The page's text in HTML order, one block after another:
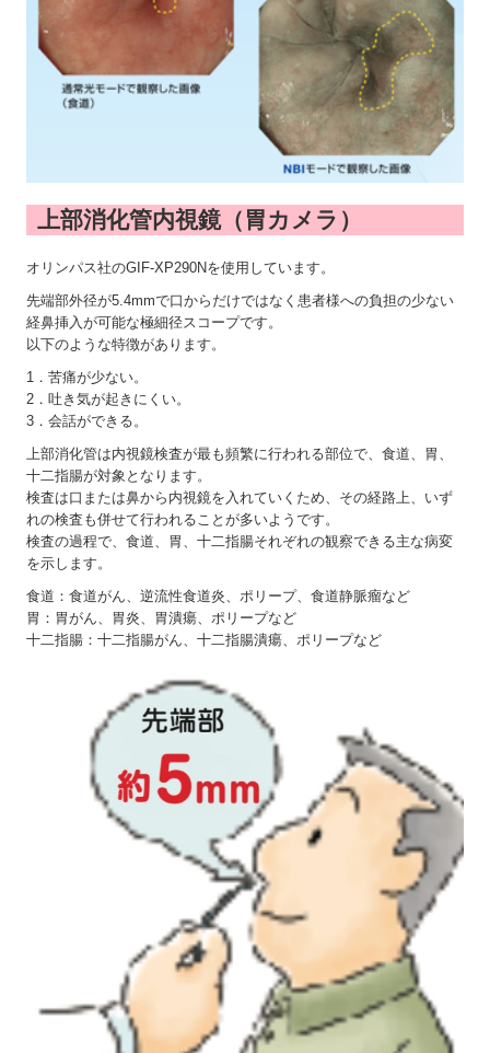
上部消化管内視鏡（胃カメラ）
オリンパス社のGIF-XP290Nを使用しています。
先端部外径が5.4mmで口からだけではなく患者様への負担の少ない
経鼻挿入が可能な極細径スコープです。
以下のような特徴があります。
1．苦痛が少ない。
2．吐き気が起きにくい。
3．会話ができる。
上部消化管は内視鏡検査が最も頻繁に行われる部位で、食道、胃、
十二指腸が対象となります。
検査は口または鼻から内視鏡を入れていくため、その経路上、いず
れの検査も併せて行われることが多いようです。
検査の過程で、食道、胃、十二指腸それぞれの観察できる主な病変
を示します。
食道：食道がん、逆流性食道炎、ポリープ、食道静脈瘤など
胃：胃がん、胃炎、胃潰瘍、ポリープなど
十二指腸：十二指腸がん、十二指腸潰瘍、ポリープなど